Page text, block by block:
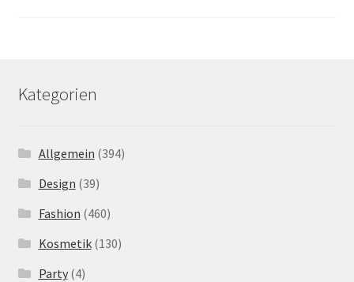
Kategorien
Allgemein (394)
Design (39)
Fashion (460)
Kosmetik(130)
Party(4)